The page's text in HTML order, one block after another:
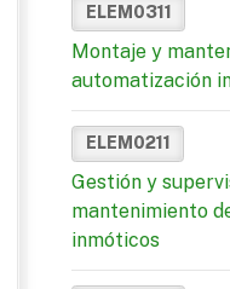
ELEM0311
Montaje y
automatización
ELEM0211
Gestión y
mantenimiento
inmóticos